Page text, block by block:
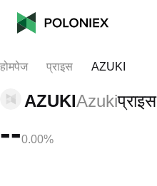
होमपेज प्राइस AZUKI
AZUKIAzukiप्राइस
--0.00%